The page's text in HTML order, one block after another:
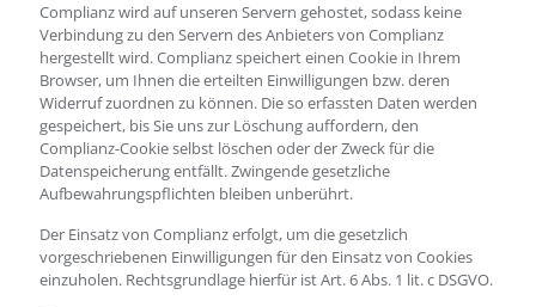
Complianz wird auf unseren Servern gehostet, sodass keine
Verbindung zu den Servern des Anbieters von Complianz
hergestellt wird. Complianz speichert einen Cookie in Ihrem
Browser, um Ihnen die erteilten Einwilligungen bzw. deren
Widerruf zuordnen zu können. Die so erfassten Daten werden
gespeichert, bis Sie uns zur Löschung auffordern, den
Complianz-Cookie selbst löschen oder der Zweck für die
Datenspeicherung entfällt. Zwingende gesetzliche
Aufbewahrungspflichten bleiben unberührt.
Der Einsatz von Complianz erfolgt, um die gesetzlich
vorgeschriebenen Einwilligungen für den Einsatz von Cookies
einzuholen. Rechtsgrundlage hierfür ist Art. 6 Abs. 1 lit. c DSGVO.